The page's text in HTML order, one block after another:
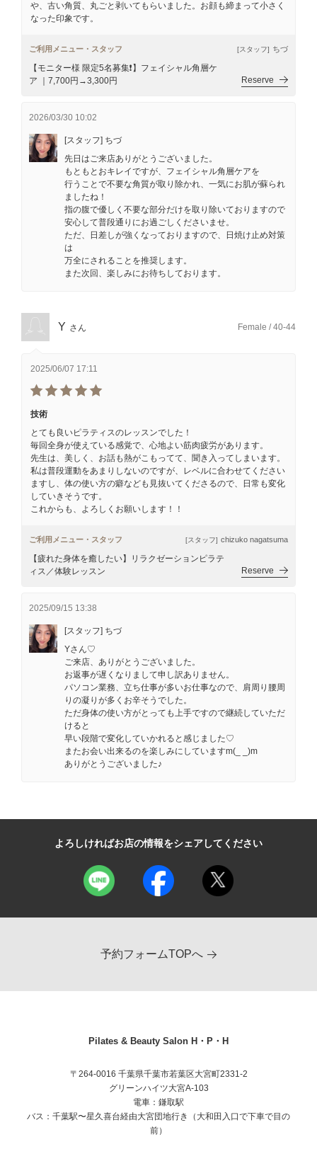
や、古い角質、丸ごと剥いてもらいました。お顔も締まって小さく
なった印象です。
ご利用メニュー・スタッフ [スタッフ] ちづ
【モニター様 限定5名募集❗️】フェイシャル角層ケ
ア ｜7,700円→3,300円
Reserve
2026/03/30 10:02
[スタッフ] ちづ
先日はご来店ありがとうございました。
もともとおキレイですが、フェイシャル角層ケアを
行うことで不要な角質が取り除かれ、一気にお肌が蘇られ
ましたね！
指の腹で優しく不要な部分だけを取り除いておりますので
安心して普段通りにお過ごしくださいませ。
ただ、日差しが強くなっておりますので、日焼け止め対策
は
万全にされることを推奨します。
また次回、楽しみにお待ちしております。
Y さん Female / 40-44
2025/06/07 17:11
技術
とても良いピラティスのレッスンでした！
毎回全身が使えている感覚で、心地よい筋肉疲労があります。
先生は、美しく、お話も熱がこもってて、聞き入ってしまいます。
私は普段運動をあまりしないのですが、レベルに合わせてください
ますし、体の使い方の癖なども見抜いてくださるので、日常も変化
していきそうです。
これからも、よろしくお願いします！！
ご利用メニュー・スタッフ [スタッフ] chizuko nagatsuma
【疲れた身体を癒したい】リラクゼーションピラテ
ィス／体験レッスン
Reserve
2025/09/15 13:38
[スタッフ] ちづ
Yさん♡
ご来店、ありがとうございました。
お返事が遅くなりまして申し訳ありません。
パソコン業務、立ち仕事が多いお仕事なので、肩周り腰周
りの凝りが多くお辛そうでした。
ただ身体の使い方がとっても上手ですので継続していただ
けると
早い段階で変化していかれると感じました♡
またお会い出来るのを楽しみにしていますm(_ _)m
ありがとうございました♪
よろしければお店の情報をシェアしてください
予約フォームTOPへ
Pilates & Beauty Salon H・P・H
〒264-0016 千葉県千葉市若葉区大宮町2331-2
グリーンハイツ大宮A-103
電車：鎌取駅
バス：千葉駅〜星久喜台経由大宮団地行き（大和田入口で下車で目の
前）